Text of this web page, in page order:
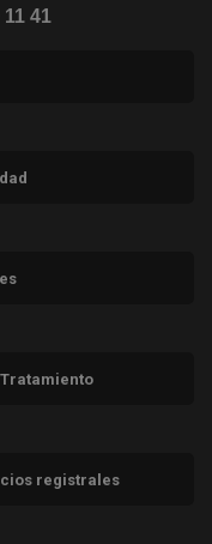
11 41
registrales